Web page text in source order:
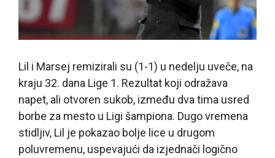
Lil i Marsej remizirali su (1-1) u nedelju uveče, na
kraju 32. dana Lige 1. Rezultat koji odražava
napet, ali otvoren sukob, između dva tima usred
borbe za mesto u Ligi šampiona. Dugo vremena
stidljiv, Lil je pokazao bolje lice u drugom
poluvremenu, uspevajući da izjednači logično